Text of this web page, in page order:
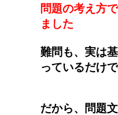
問題の考え方
ました
難問も、実は
っているだけ
だから、問題